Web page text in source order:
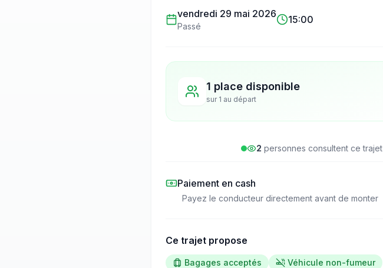
vendredi 29 mai 2026
Passé
15:00
1 place disponible
sur 1 au départ
2 personnes consultent ce trajet
Paiement en cash
Payez le conducteur directement avant de monter
Ce trajet propose
Bagages acceptés Véhicule non-fumeur